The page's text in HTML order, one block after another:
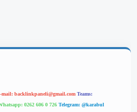
mail: backlinkpaneli@gmail.com Teams:
0262 606 0 726 Telegram: @karabul